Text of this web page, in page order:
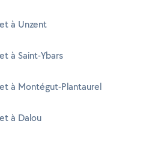
à Unzent
à Saint-Ybars
à Montégut-Plantaurel
à Dalou